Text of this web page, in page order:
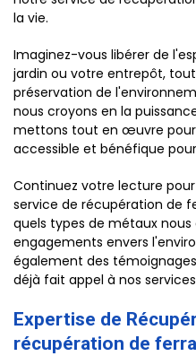
la vie.
Imaginez-vous libérer de
jardin ou votre entrepôt,
préservation de
nous croyons en la
mettons tout en œuvre pour
accessible et bénéfique
Continuez votre lecture
service de récupération de
quels types de métaux
engagements envers
également des
déjà fait appel à nos
Expertise de
récupération de